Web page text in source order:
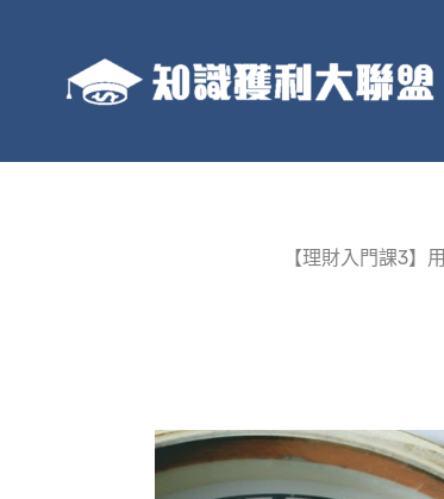
【理財入門課3】